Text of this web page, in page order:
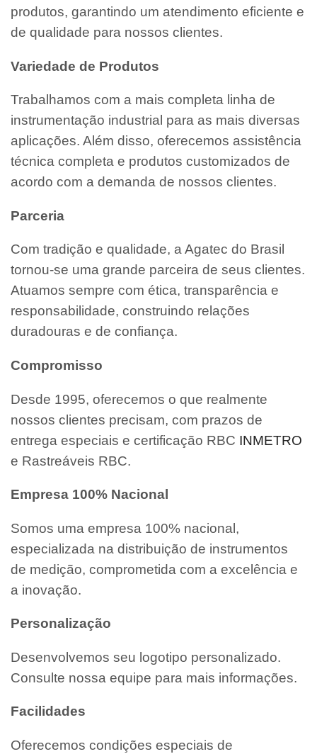
produtos, garantindo um atendimento eficiente e
de qualidade para nossos clientes.
Variedade de Produtos
Trabalhamos com a mais completa linha de
instrumentação industrial para as mais diversas
aplicações. Além disso, oferecemos assistência
técnica completa e produtos customizados de
acordo com a demanda de nossos clientes.
Parceria
Com tradição e qualidade, a Agatec do Brasil
tornou-se uma grande parceira de seus clientes.
Atuamos sempre com ética, transparência e
responsabilidade, construindo relações
duradouras e de confiança.
Compromisso
Desde 1995, oferecemos o que realmente
nossos clientes precisam, com prazos de
entrega especiais e certificação RBC INMETRO
e Rastreáveis RBC.
Empresa 100% Nacional
Somos uma empresa 100% nacional,
especializada na distribuição de instrumentos
de medição, comprometida com a excelência e
a inovação.
Personalização
Desenvolvemos seu logotipo personalizado.
Consulte nossa equipe para mais informações.
Facilidades
Oferecemos condições especiais de